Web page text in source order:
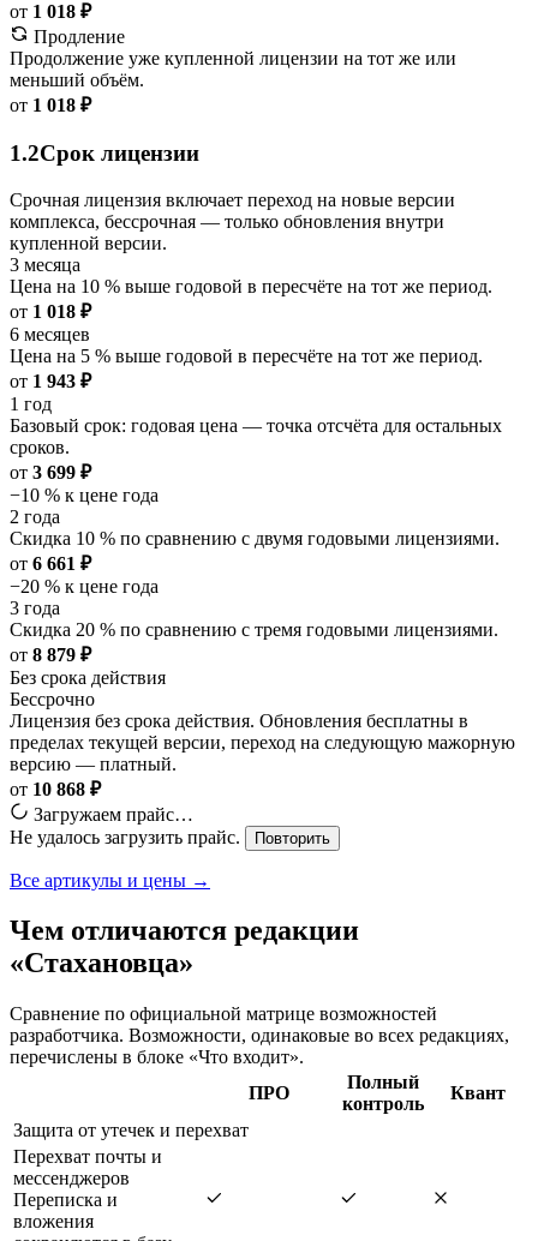
от 1 018 ₽
Продление
Продолжение уже купленной лицензии на тот же или
меньший объём.
от 1 018 ₽
1.2Срок лицензии
Срочная лицензия включает переход на новые версии
комплекса, бессрочная — только обновления внутри
купленной версии.
3 месяца
Цена на 10 % выше годовой в пересчёте на тот же период.
от 1 018 ₽
6 месяцев
Цена на 5 % выше годовой в пересчёте на тот же период.
от 1 943 ₽
1 год
Базовый срок: годовая цена — точка отсчёта для остальных
сроков.
от 3 699 ₽
−10 % к цене года
2 года
Скидка 10 % по сравнению с двумя годовыми лицензиями.
от 6 661 ₽
−20 % к цене года
3 года
Скидка 20 % по сравнению с тремя годовыми лицензиями.
от 8 879 ₽
Без срока действия
Бессрочно
Лицензия без срока действия. Обновления бесплатны в
пределах текущей версии, переход на следующую мажорную
версию — платный.
от 10 868 ₽
Загружаем прайс…
Не удалось загрузить прайс.
Повторить
Все артикулы и цены →
Чем отличаются редакции
«Стахановца»
Сравнение по официальной матрице возможностей
разработчика. Возможности, одинаковые во всех редакциях,
перечислены в блоке «Что входит».
ПРО
Полный
контроль
Квант
Защита от утечек и перехват
Перехват почты и
мессенджеров
Переписка и
вложения